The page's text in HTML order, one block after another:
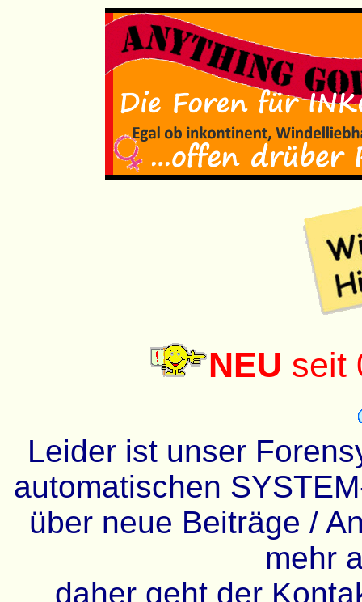
NEU seit
Leider ist unser
automatischen
über neue Beiträge /
mehr
daher geht der